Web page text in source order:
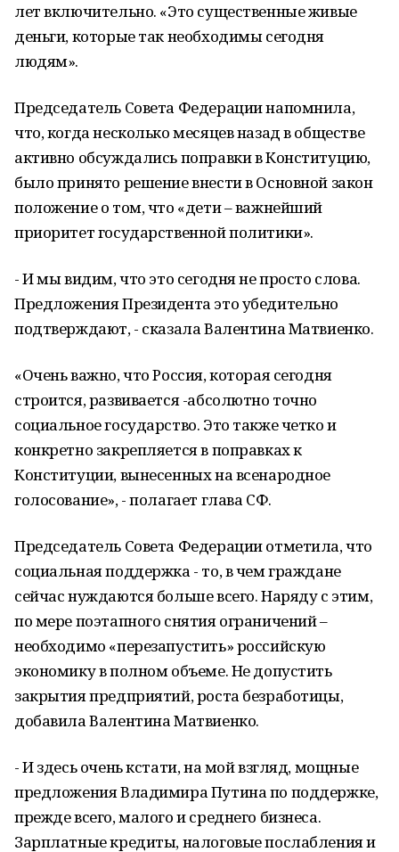
лет включительно. «Это существенные живые
деньги, которые так необходимы сегодня
людям».
Председатель Совета Федерации напомнила,
что, когда несколько месяцев назад в обществе
активно обсуждались поправки в Конституцию,
было принято решение внести в Основной закон
положение о том, что «дети – важнейший
приоритет государственной политики».
- И мы видим, что это сегодня не просто слова.
Предложения Президента это убедительно
подтверждают, - сказала Валентина Матвиенко.
«Очень важно, что Россия, которая сегодня
строится, развивается -абсолютно точно
социальное государство. Это также четко и
конкретно закрепляется в поправках к
Конституции, вынесенных на всенародное
голосование», - полагает глава СФ.
Председатель Совета Федерации отметила, что
социальная поддержка - то, в чем граждане
сейчас нуждаются больше всего. Наряду с этим,
по мере поэтапного снятия ограничений –
необходимо «перезапустить» российскую
экономику в полном объеме. Не допустить
закрытия предприятий, роста безработицы,
добавила Валентина Матвиенко.
- И здесь очень кстати, на мой взгляд, мощные
предложения Владимира Путина по поддержке,
прежде всего, малого и среднего бизнеса.
Зарплатные кредиты, налоговые послабления и